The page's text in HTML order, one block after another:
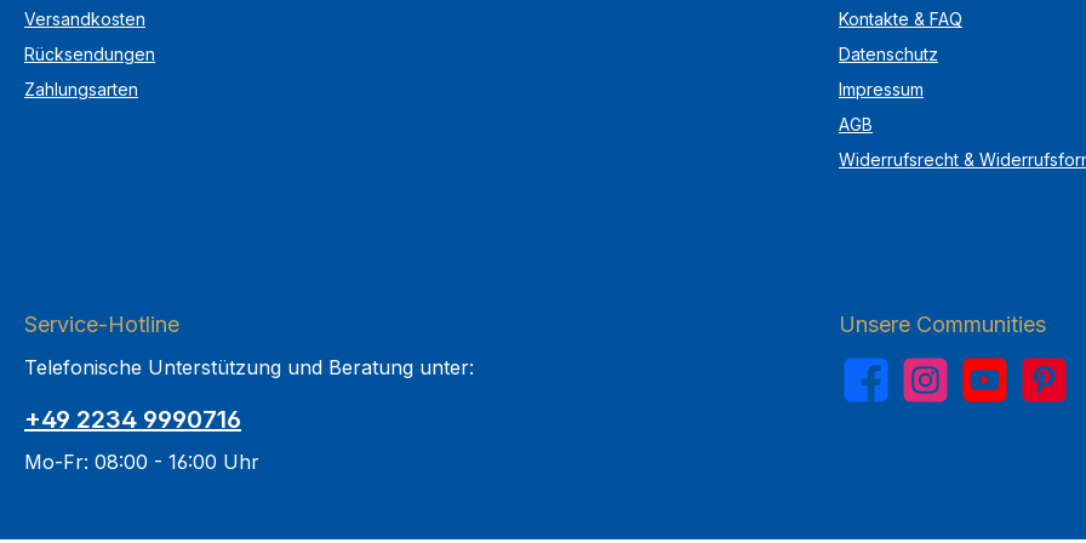
Versandkosten
Rücksendungen
Zahlungsarten
Kontakte & FAQ
Datenschutz
Impressum
AGB
Widerrufsrecht &
Service-Hotline
Telefonische Unterstützung und Beratung unter:
+49 2234 9990716
Mo-Fr: 08:00 - 16:00 Uhr
Unsere Communities
FacebookInstagramYouTubePinterest